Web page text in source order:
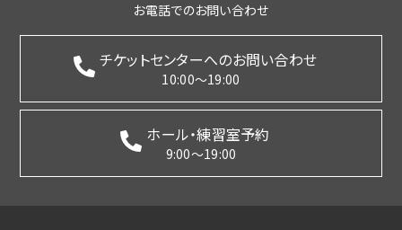
お電話でのお問い合わせ
チケットセンターへのお問い合わせ
10:00～19:00
ホール・練習室予約
9:00～19:00